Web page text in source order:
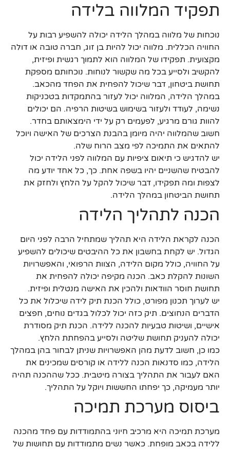
תפקיד המלווה בלידה
נוכחות של מלווה במהלך הלידה יכולה להשפיע רבות על
החוויה הכללית. מלווה יכול להיות בן זוג, חברה טובה או דולה
מקצועית. תפקידו של המלווה הוא לתמוך רגשית ופיזית,
להקשיב ולסייע בכל מה שקשור לנוחות. נוכחותם מספקת
תחושת ביטחון, דבר שיכול להפחית את הפחד מהכאב.
במהלך הלידה, המלווה יכול לעזור בהתמקדות בטכניקות
נשימה, לעודד ולעזור בשימוש בשיטות הרפיה. הם יכולים
להוות גורם מרגיע, לפעמים רק על ידי הימצאותם בחדר.
חשוב שהמלווה יהיה מיומן בהבנת הצרכים של האישה ויוכל
להתאים את התמיכה לפי מצב הרוח שלה.
יש להדגיש כי תיאום ציפיות עם המלווה לפני הלידה יכול
להבטיח שהשניים יהיו בשפה אחת. כך, כל אחד יודע מה
לצפות ומה תפקידו, דבר שיכול להקל על הלחץ ולחזק את
תחושת הביטחון במהלך הלידה.
הכנה לתהליך הלידה
הכנה לקראת הלידה היא תהליך שמתחיל הרבה לפני היום
הגדול. יש לקחת בחשבון את כל ההיבטים שיכולים להשפיע
על החוויה, כולל מקום הלידה, הצוות הרפואי, והאפשרויות
השונות להקלת כאב. הכנה מקיפה יכולה להפחית את
תחושת חוסר הוודאות ולהכין את האישה מנטלית ופיזית.
יש לערוך תכנון מפורט, כולל הכנת תיק לידה שיכלול את כל
הדברים הנחוצים. תיק כזה יכול לכלול בגדים נוחים, חפצים
אישיים, ושיטות טבעיות להכנה ללידה. הכנת תיק מסודרת
יכולה להעניק תחושת שליטה ולסייע בהפחתת הלחץ.
כמו כן, חשוב לדעת מהן האפשרויות שניתן לבחור בהן במהלך
הלידה, כמו סדנאות הכנה ללידה או קורסים שמכינים את
האם לעבור את התהליך בצורה מיטבית. ככל שההכנה תהיה
יותר מעמיקה, כך יפחתו החששות ויוקל על התהליך.
ביסוס מערכת תמיכה
מערכת תמיכה היא מרכיב חיוני בהתמודדות עם פחד מהכנה
ללידה בכאב מופחת. כאשר נשים מתמודדות עם תחושות של